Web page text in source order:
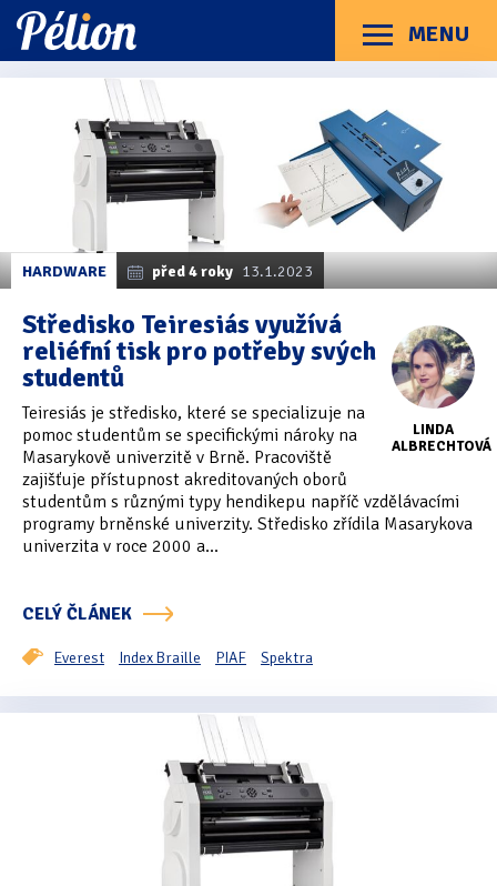
Přejít
na
štítky
Přejít
na
kategorie
Přejít
na
obsah
MENU
Menu
Příručky
Kategorie článků
Dotazníky(3)
Hardware
Braillské řádky(31)
Lupy (8)
Mobilní zařízení(85)
Počítače a notebooky
Zápisníky(7)
Názory & zkušenosti(143)
Oficiální materiály (57)
(456)
Pracuji zrakem a sluchem(515)
Články
kategorie
Everest
HARDWARE před 4 roky 13.1.2023
LINDA
ALBRECHTOVÁ
Středisko Teiresiás využívá
reliéfní tisk pro potřeby svých
studentů
Teiresiás je středisko, které se specializuje na
pomoc studentům se specifickými nároky na
Masarykově univerzitě v Brně. Pracoviště
zajišťuje přístupnost akreditovaných oborů
studentům s různými typy hendikepu napříč vzdělávacími
programy brněnské univerzity. Středisko zřídila Masarykova
univerzita v roce 2000 a...
CELÝ ČLÁNEK
Everest Index Braille PIAF Spektra